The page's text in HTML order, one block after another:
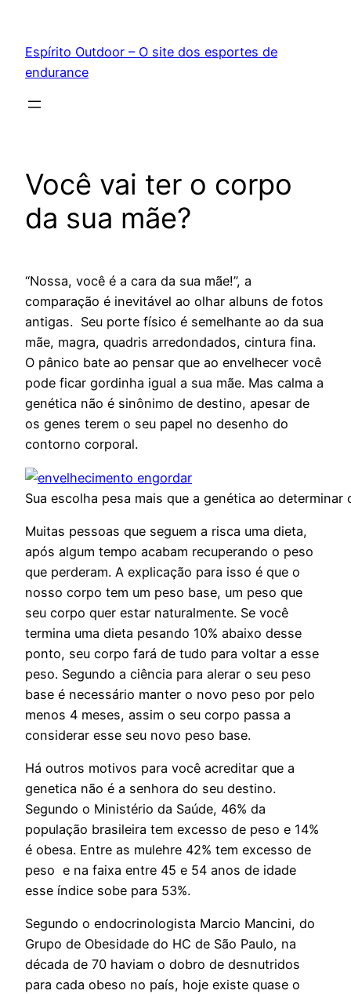
conteúdo
Espírito Outdoor – O site dos esportes de
endurance
Você vai ter o corpo
da sua mãe?
“Nossa, você é a cara da sua mãe!”, a
comparação é inevitável ao olhar albuns de fotos
antigas. Seu porte físico é semelhante ao da sua
mãe, magra, quadris arredondados, cintura fina.
O pânico bate ao pensar que ao envelhecer você
pode ficar gordinha igual a sua mãe. Mas calma a
genética não é sinônimo de destino, apesar de
os genes terem o seu papel no desenho do
contorno corporal.
Sua escolha pesa mais que a genética ao determinar
Muitas pessoas que seguem a risca uma dieta,
após algum tempo acabam recuperando o peso
que perderam. A explicação para isso é que o
nosso corpo tem um peso base, um peso que
seu corpo quer estar naturalmente. Se você
termina uma dieta pesando 10% abaixo desse
ponto, seu corpo fará de tudo para voltar a esse
peso. Segundo a ciência para alerar o seu peso
base é necessário manter o novo peso por pelo
menos 4 meses, assim o seu corpo passa a
considerar esse seu novo peso base.
Há outros motivos para você acreditar que a
genetica não é a senhora do seu destino.
Segundo o Ministério da Saúde, 46% da
população brasileira tem excesso de peso e 14%
é obesa. Entre as mulehre 42% tem excesso de
peso e na faixa entre 45 e 54 anos de idade
esse índice sobe para 53%.
Segundo o endocrinologista Marcio Mancini, do
Grupo de Obesidade do HC de São Paulo, na
década de 70 haviam o dobro de desnutridos
para cada obeso no país, hoje existe quase o